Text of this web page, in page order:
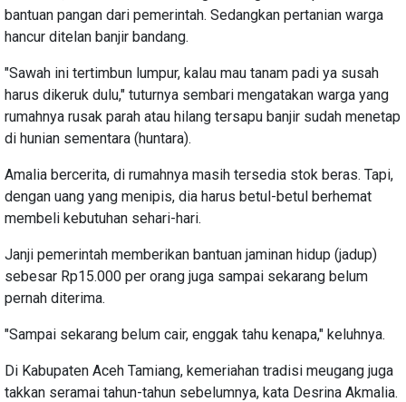
bantuan pangan dari pemerintah. Sedangkan pertanian warga
hancur ditelan banjir bandang.
"Sawah ini tertimbun lumpur, kalau mau tanam padi ya susah
harus dikeruk dulu," tuturnya sembari mengatakan warga yang
rumahnya rusak parah atau hilang tersapu banjir sudah menetap
di hunian sementara (huntara).
Amalia bercerita, di rumahnya masih tersedia stok beras. Tapi,
dengan uang yang menipis, dia harus betul-betul berhemat
membeli kebutuhan sehari-hari.
Janji pemerintah memberikan bantuan jaminan hidup (jadup)
sebesar Rp15.000 per orang juga sampai sekarang belum
pernah diterima.
"Sampai sekarang belum cair, enggak tahu kenapa," keluhnya.
Di Kabupaten Aceh Tamiang, kemeriahan tradisi meugang juga
takkan seramai tahun-tahun sebelumnya, kata Desrina Akmalia.